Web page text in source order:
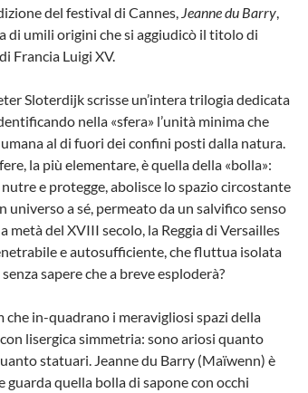
del festival di Cannes, Jeanne du Barry,
di umili origini che si aggiudicò il titolo di
Francia Luigi XV.
Sloterdijk scrisse un’intera trilogia dedicata
nella «sfera» l’unità minima che
al di fuori dei confini posti dalla natura.
la più elementare, è quella della «bolla»:
e protegge, abolisce lo spazio circostante
universo a sé, permeato da un salvifico senso
metà del XVIII secolo, la Reggia di Versailles
e autosufficiente, che fluttua isolata
sapere che a breve esploderà?
che in-quadrano i meravigliosi spazi della
lisergica simmetria: sono ariosi quanto
statuari. Jeanne du Barry (Maïwenn) è
guarda quella bolla di sapone con occhi